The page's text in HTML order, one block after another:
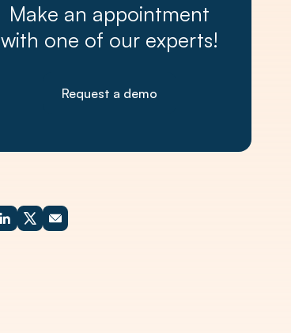
Make an appointment
with one of our experts!
Request a demo